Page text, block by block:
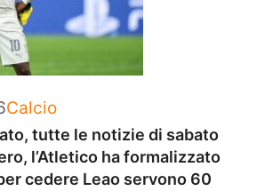
Categorie
Calcio
tutte le notizie di sabato
l’Atletico ha formalizzato
cedere Leao servono 60